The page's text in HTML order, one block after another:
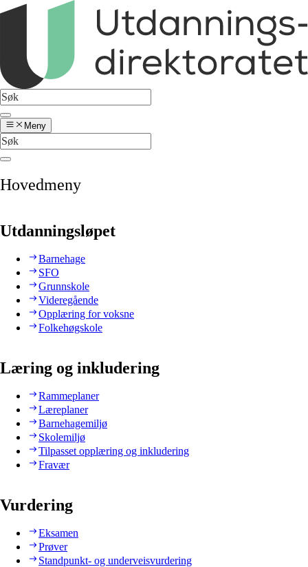
Meny
Hovedmeny
Utdanningsløpet
Barnehage
SFO
Grunnskole
Videregående
Opplæring for voksne
Folkehøgskole
Læring og inkludering
Rammeplaner
Læreplaner
Barnehagemiljø
Skolemiljø
Tilpasset opplæring og inkludering
Fravær
Vurdering
Eksamen
Prøver
Standpunkt- og underveisvurdering